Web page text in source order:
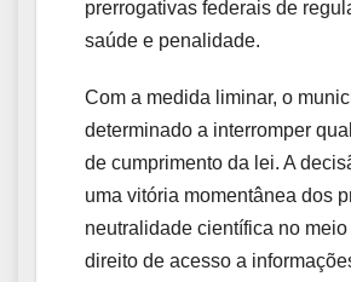
prerrogativas federais de
saúde e penalidade.
Com a medida liminar, o
determinado a interromper
de cumprimento da lei. A
uma vitória momentânea dos
neutralidade científica no
direito de acesso a